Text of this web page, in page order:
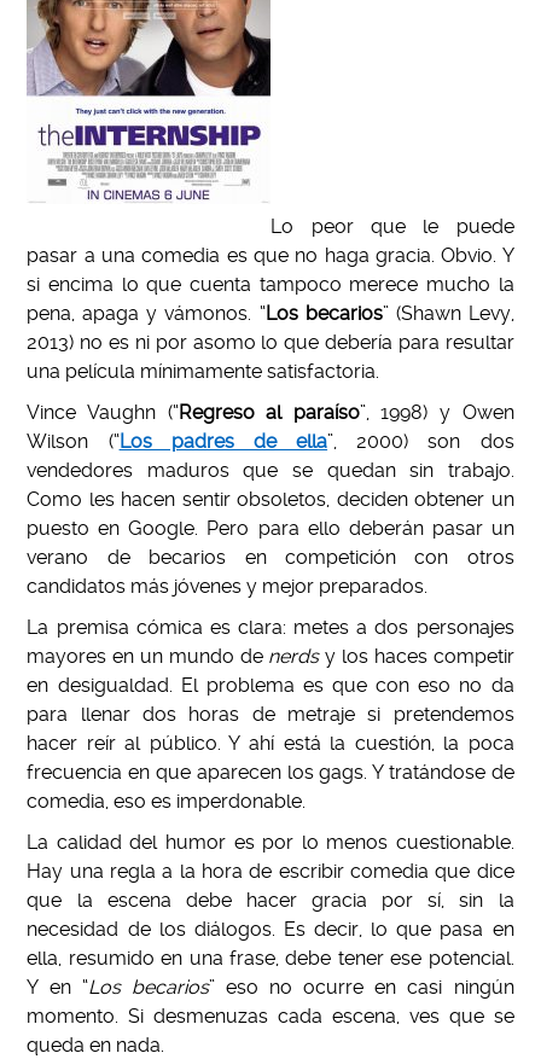
Lo peor que le puede
pasar a una comedia es que no haga gracia. Obvio. Y
si encima lo que cuenta tampoco merece mucho la
pena, apaga y vámonos. “Los becarios” (Shawn Levy,
2013) no es ni por asomo lo que debería para resultar
una película mínimamente satisfactoria.
Vince Vaughn (“Regreso al paraíso”, 1998) y Owen
Wilson (“Los padres de ella”, 2000) son dos
vendedores maduros que se quedan sin trabajo.
Como les hacen sentir obsoletos, deciden obtener un
puesto en Google. Pero para ello deberán pasar un
verano de becarios en competición con otros
candidatos más jóvenes y mejor preparados.
La premisa cómica es clara: metes a dos personajes
mayores en un mundo de nerdsy los haces competir
en desigualdad. El problema es que con eso no da
para llenar dos horas de metraje si pretendemos
hacer reír al público. Y ahí está la cuestión, la poca
frecuencia en que aparecen los gags. Y tratándose de
comedia, eso es imperdonable.
La calidad del humor es por lo menos cuestionable.
Hay una regla a la hora de escribir comedia que dice
que la escena debe hacer gracia por sí, sin la
necesidad de los diálogos. Es decir, lo que pasa en
ella, resumido en una frase, debe tener ese potencial.
Y en “Los becarios” eso no ocurre en casi ningún
momento. Si desmenuzas cada escena, ves que se
queda en nada.